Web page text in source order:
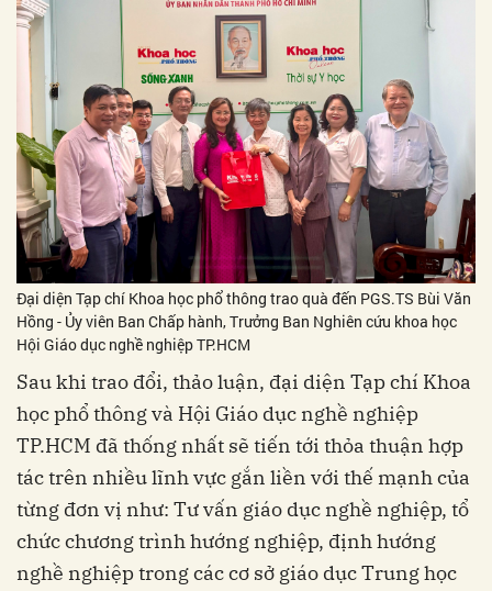
Đại diện Tạp chí Khoa học phổ thông trao quà đến PGS.TS Bùi Văn
Hồng - Ủy viên Ban Chấp hành, Trưởng Ban Nghiên cứu khoa học
Hội Giáo dục nghề nghiệp TP.HCM
Sau khi trao đổi, thảo luận, đại diện Tạp chí Khoa
học phổ thông và Hội Giáo dục nghề nghiệp
TP.HCM đã thống nhất sẽ tiến tới thỏa thuận hợp
tác trên nhiều lĩnh vực gắn liền với thế mạnh của
từng đơn vị như: Tư vấn giáo dục nghề nghiệp, tổ
chức chương trình hướng nghiệp, định hướng
nghề nghiệp trong các cơ sở giáo dục Trung học